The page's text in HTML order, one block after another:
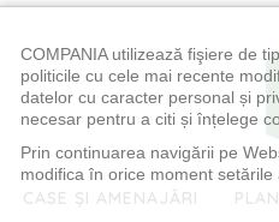
CASE ȘI AMENAJĂRI
COMPANIA utilizează fişiere de
politicile cu cele mai recente
datelor cu caracter personal și
necesar pentru a citi și înțelege
Prin continuarea navigării pe
modifica în orice moment